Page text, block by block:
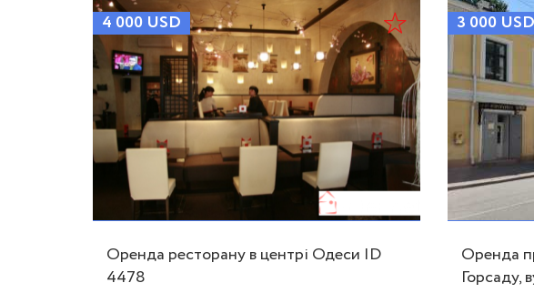
4 000 USD
Оренда ресторану в центрі Одеси ID
4478
3 000 USD
Оренда
Горсаду,